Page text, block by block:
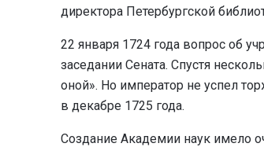
директора Петербургской
22 января 1724 года вопрос об
заседании Сената. Спустя
оной». Но император не успел
в декабре 1725 года.
Создание Академии наук имело